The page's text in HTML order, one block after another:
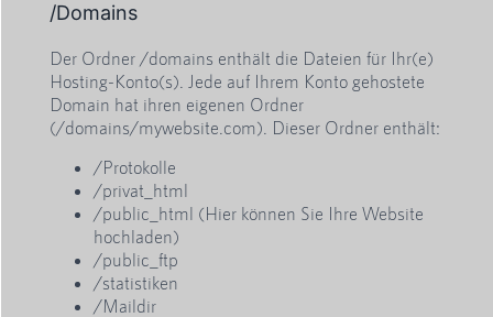
/Domains
Der Ordner /domains enthält die Dateien für Ihr(e)
Hosting-Konto(s). Jede auf Ihrem Konto gehostete
Domain hat ihren eigenen Ordner
(/domains/mywebsite.com). Dieser Ordner enthält:
/Protokolle
/privat_html
/public_html (Hier können Sie Ihre Website
hochladen)
/public_ftp
/statistiken
/Maildir